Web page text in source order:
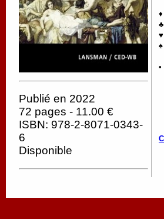
Publié en 2022
72 pages - 11.00 €
ISBN: 978-2-8071-0343-
6
Disponible
♠